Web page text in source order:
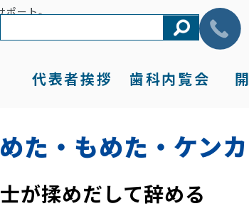
ポート。
代表者挨拶 歯科内覧会
た・もめた・ケン
が揉めだして辞める